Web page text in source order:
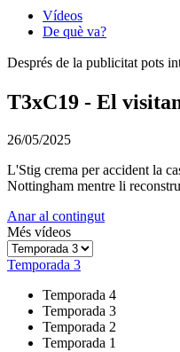
Vídeos
De què va?
Després de la publicitat pots
T3xC19 - El
26/05/2025
L'Stig crema per accident la
Nottingham mentre li
Anar al contingut
Més vídeos
Temporada 3
Temporada 4
Temporada 3
Temporada 2
Temporada 1